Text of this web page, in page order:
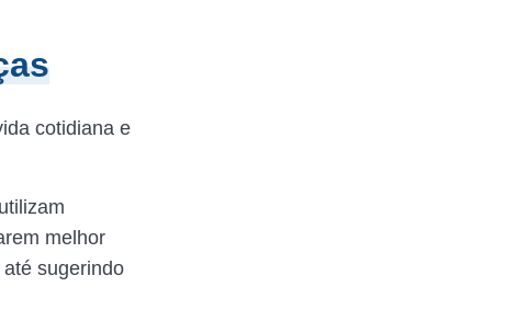
cotidiana e
melhor
sugerindo